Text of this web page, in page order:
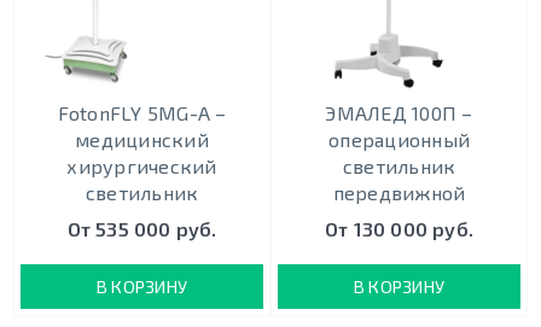
FotonFLY 5MG-А –
медицинский
хирургический
светильник
От 535 000 руб.
В КОРЗИНУ
ЭМАЛЕД 100П –
операционный
светильник
передвижной
От 130 000 руб.
В КОРЗИНУ